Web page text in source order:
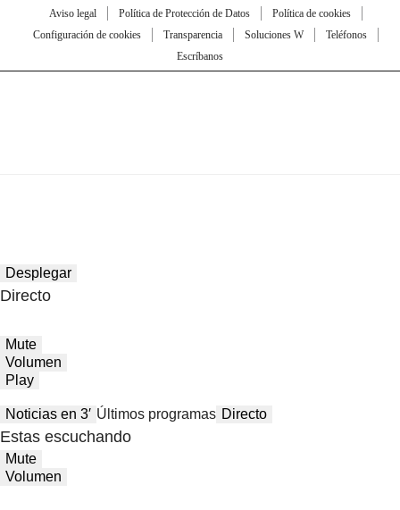
Aviso legal Política de Protección de Datos
Política de cookies
Configuración de cookies
Transparencia Soluciones W
Teléfonos
Escríbanos
Desplegar
Directo
Mute
Volumen
Play
Noticias en 3′ Últimos programas Directo
Estas escuchando
Mute
Volumen